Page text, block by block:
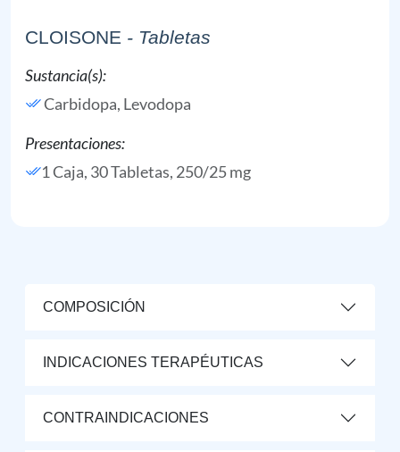
CLOISONE - Tabletas
Sustancia(s):
Carbidopa, Levodopa
Presentaciones:
1 Caja, 30 Tabletas, 250/25 mg
COMPOSICIÓN
INDICACIONES TERAPÉUTICAS
CONTRAINDICACIONES